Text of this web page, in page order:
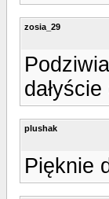
zosia_29
plushak
Pięknie